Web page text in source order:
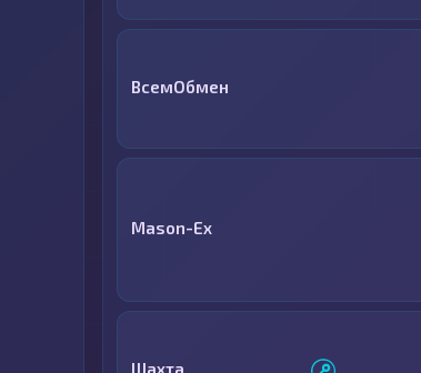
ВсемОбмен
Mason-Ex
Шахта